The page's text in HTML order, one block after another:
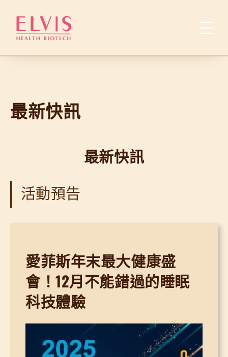
要
最新快訊
最新快訊
活動預告
愛菲斯年末最大健康盛
會！12月不能錯過的睡眠
科技體驗